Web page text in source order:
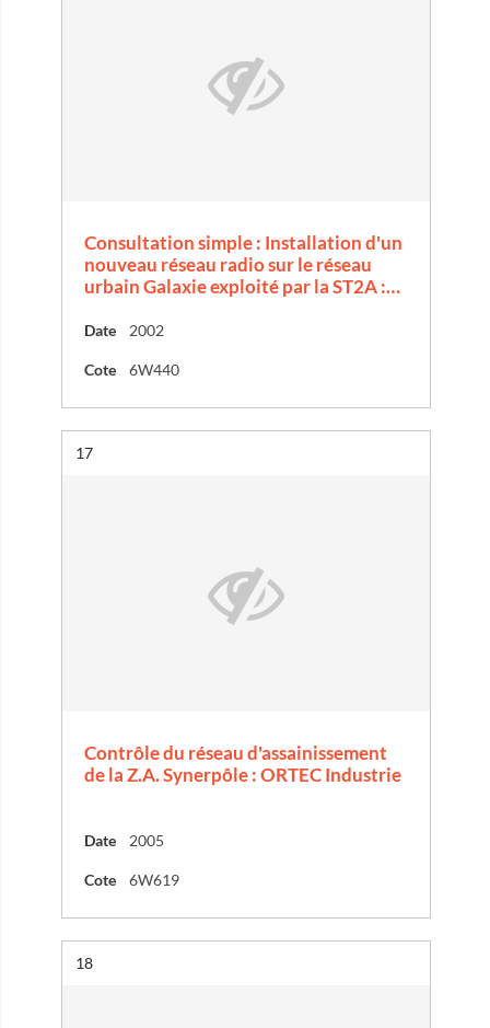
Consultation simple : Installation d'un
nouveau réseau radio sur le réseau
urbain Galaxie exploité par la ST2A :…
Date 2002
Cote 6W440
Résultat n°
17
Contrôle du réseau d'assainissement
de la Z.A. Synerpôle : ORTEC Industrie
Date 2005
Cote 6W619
Résultat n°
18